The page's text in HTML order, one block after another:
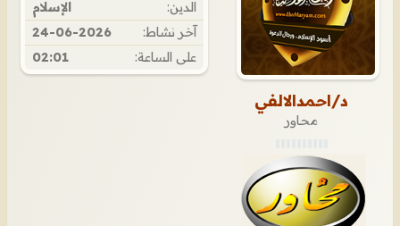
د/احمدالالفي
محاور
الدين:
الإسلام
آخر نشاط:
24-06-2026
على الساعة:
02:01